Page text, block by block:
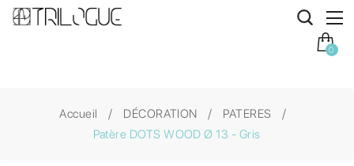
0
Accueil DÉCORATION
PATERES
Patère DOTS WOOD Ø 13 - Gris